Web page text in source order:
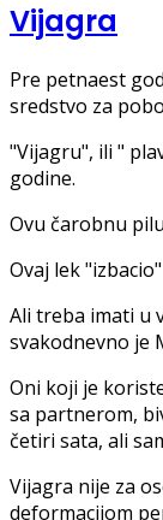
Vijagra
Pre petnaest
sredstvo za
"Vijagru", ili "
godine.
Ovu čarobnu
Ovaj lek
Ali treba imati u
svakodnevno je
Oni koji je
sa partnerom,
četiri sata, ali
Vijagra nije za
deformacijom